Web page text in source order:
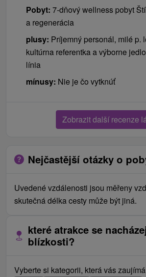
Pobyt: 7-dňový wellness pobyt
a regenerácia
plusy: Príjemný personál, milé p.
kultúrna referentka a výborne
línia
mínusy: Nie je čo vytknúť
Zobrazit další recenze
Nejčastější otázky o
Uvedené vzdálenosti jsou měřeny
skutečná délka cesty může být jiná.
které atrakce se
blízkosti?
Vyberte si kategorii, která vás zaujímá